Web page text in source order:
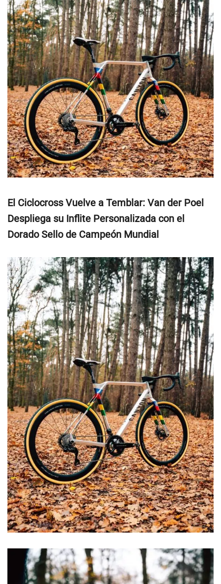
El Ciclocross Vuelve a Temblar: Van der Poel
Despliega su Inflite Personalizada con el
Dorado Sello de Campeón Mundial